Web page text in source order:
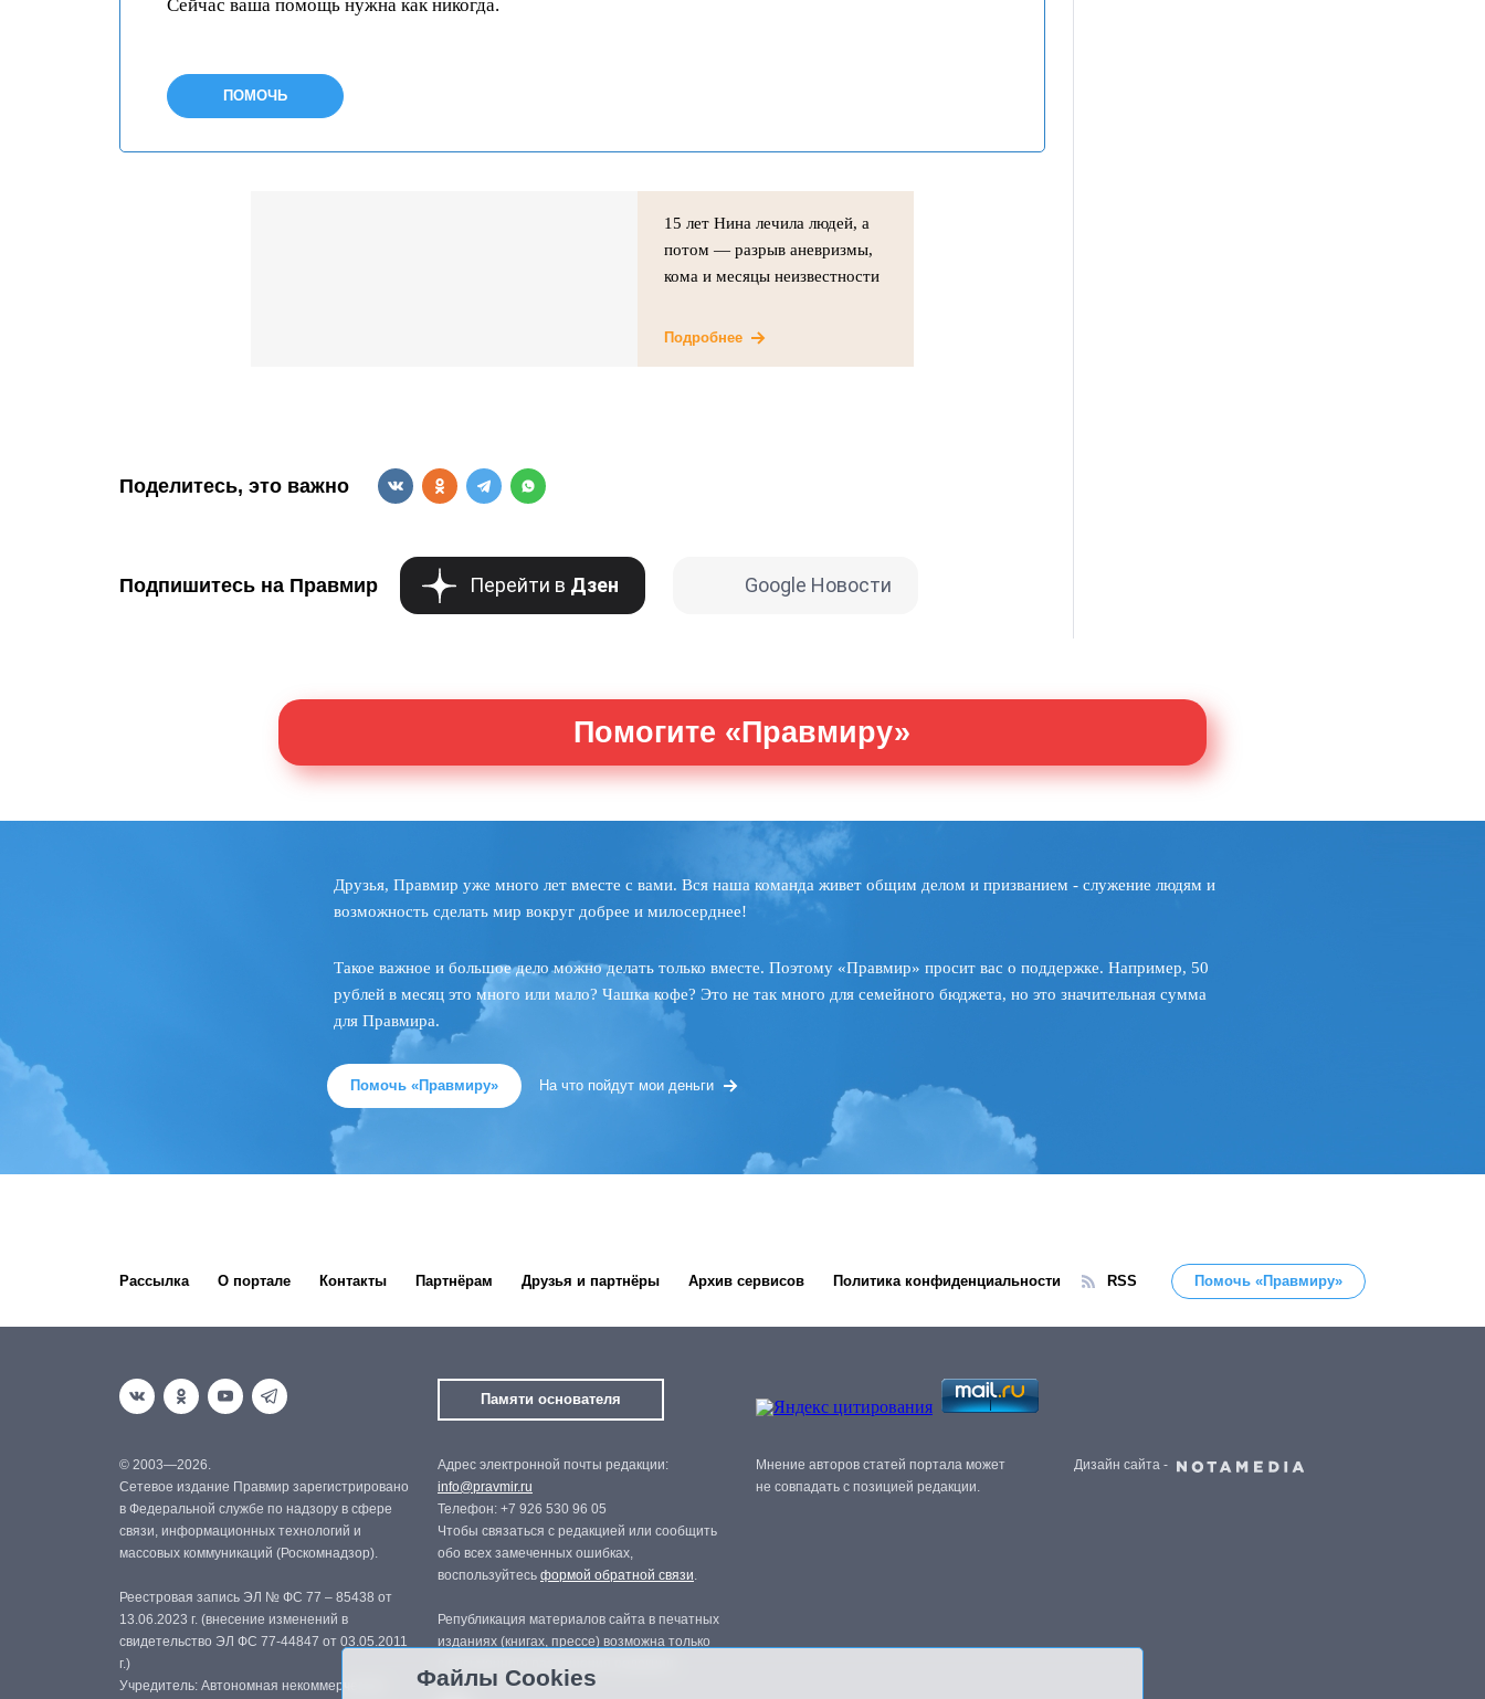
Сейчас ваша помощь нужна как никогда.
ПОМОЧЬ
15 лет Нина лечила людей, а
потом — разрыв аневризмы,
кома и месяцы неизвестности
Подробнее
Поделитесь, это важно
Подпишитесь на Правмир Перейти в Дзен Google Новости
Помогите «Правмиру»
Друзья, Правмир уже много лет вместе с вами. Вся наша команда живет общим делом и призванием - служение людям и
возможность сделать мир вокруг добрее и милосерднее!
Такое важное и большое дело можно делать только вместе. Поэтому «Правмир» просит вас о поддержке. Например, 50
рублей в месяц это много или мало? Чашка кофе? Это не так много для семейного бюджета, но это значительная сумма
для Правмира.
Помочь «Правмиру» На что пойдут мои деньги
Рассылка О портале Контакты Партнёрам Друзья и партнёры Архив сервисов Политика конфиденциальности RSS Помочь «Правмиру»
Памяти основателя
© 2003—2026.
Сетевое издание Правмир зарегистрировано
в Федеральной службе по надзору в сфере
связи, информационных технологий и
массовых коммуникаций (Роскомнадзор).
Реестровая запись ЭЛ № ФС 77 – 85438 от
13.06.2023 г. (внесение изменений в
свидетельство ЭЛ ФС 77-44847 от 03.05.2011
г.)
Учредитель: Автономная некоммерческая
Адрес электронной почты редакции:
info@pravmir.ru
Телефон: +7 926 530 96 05
Чтобы связаться с редакцией или сообщить
обо всех замеченных ошибках,
воспользуйтесь формой обратной связи.
Републикация материалов сайта в печатных
изданиях (книгах, прессе) возможна только
Мнение авторов статей портала может
не совпадать с позицией редакции.
Дизайн сайта -
Файлы Cookies